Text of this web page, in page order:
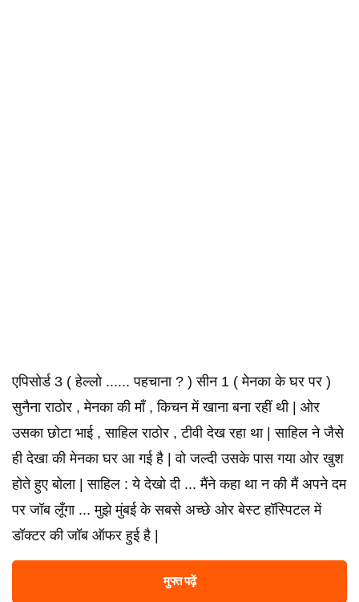
एपिसोर्ड 3 ( हेल्लो ...... पहचाना ? ) सीन 1 ( मेनका के घर पर )
सुनैना राठोर , मेनका की माँ , किचन में खाना बना रहीं थी | ओर
उसका छोटा भाई , साहिल राठोर , टीवी देख रहा था | साहिल ने जैसे
ही देखा की मेनका घर आ गई है | वो जल्दी उसके पास गया ओर खुश
होते हुए बोला | साहिल : ये देखो दी ... मैंने कहा था न की मैं अपने दम
पर जॉब लूँगा ... मुझे मुंबई के सबसे अच्छे ओर बेस्ट हॉस्पिटल में
डॉक्टर की जॉब ऑफर हुई है |
मुफ्त पढ़ें